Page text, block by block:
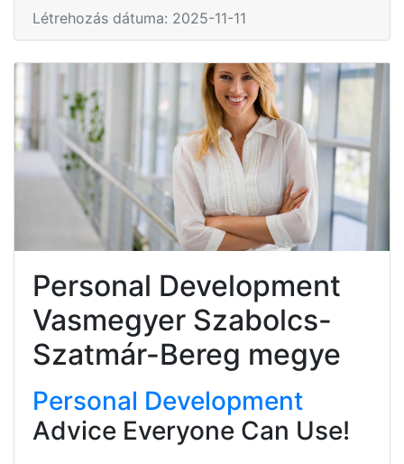
Létrehozás dátuma: 2025-11-11
Personal Development
Vasmegyer Szabolcs-
Szatmár-Bereg megye
Personal Development
Advice Everyone Can Use!